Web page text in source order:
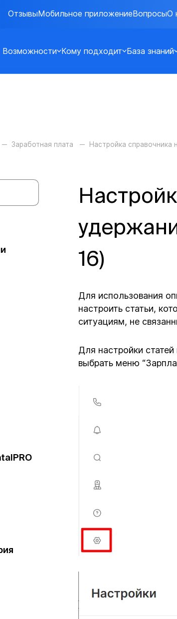
ОтзывыМобильное приложениеВопросыО
Возможности Кому подходит База знаний
Заработная плата Настройка справочника
16)
Для использования
настроить статьи,
ситуациям, не
Для настройки
выбрать меню